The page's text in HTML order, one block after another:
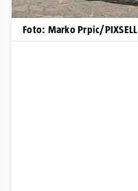
Foto: Marko Prpic/PIXSELL